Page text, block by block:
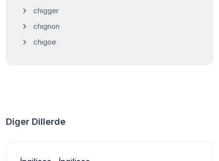
chigger
chignon
chigoe
Diger Dillerde